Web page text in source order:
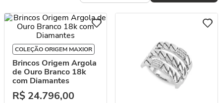
COLEÇÃO ORIGEM MAXIOR
Brincos Origem Argola
de Ouro Branco 18k
com Diamantes
R$ 24.796,00